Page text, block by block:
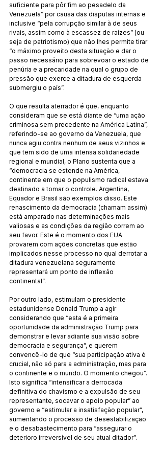
suficiente para pôr fim ao pesadelo da
Venezuela” por causa das disputas internas e
inclusive “pela corrupção similar à de seus
rivais, assim como à escassez de raízes” (ou
seja de patriotismo) que não lhes permite tirar
“o máximo proveito desta situação e dar o
passo necessário para sobrevoar o estado de
penúria e a precaridade na qual o grupo de
pressão que exerce a ditadura de esquerda
submergiu o país”.
O que resulta aterrador é que, enquanto
consideram que se está diante de “uma ação
criminosa sem precedente na América Latina”,
referindo-se ao governo da Venezuela, que
nunca agiu contra nenhum de seus vizinhos e
que tem sido de uma intensa solidariedade
regional e mundial, o Plano sustenta que a
“democracia se estende na América,
continente em que o populismo radical estava
destinado a tomar o controle. Argentina,
Equador e Brasil são exemplos disso. Este
renascimento da democracia (chamam assim)
está amparado nas determinações mais
valiosas e as condições da região correm ao
seu favor. Este é o momento dos EUA
provarem com ações concretas que estão
implicados nesse processo no qual derrotar a
ditadura venezuelana seguramente
representará um ponto de inflexão
continental”.
Por outro lado, estimulam o presidente
estadunidense Donald Trump a agir
considerando que “esta é a primeira
oportunidade da administração Trump para
demonstrar e levar adiante sua visão sobre
democracia e segurança”, e querem
convencê-lo de que “sua participação ativa é
crucial, não só para a administração, mas para
o continente e o mundo. O momento chegou”.
Isto significa “intensificar a derrocada
definitiva do chavismo e a expulsão de seu
representante, socavar o apoio popular” ao
governo e “estimular a insatisfação popular”,
aumentando o processo de desestabilização
e o desabastecimento para “assegurar o
deterioro irreversível de seu atual ditador”.